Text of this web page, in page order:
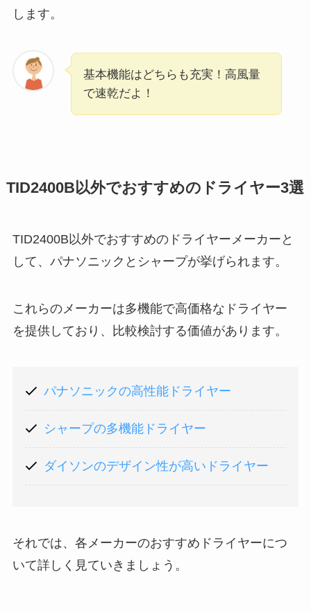
します。
基本機能はどちらも充実！高風量
で速乾だよ！
TID2400B以外でおすすめのドライヤー3選
TID2400B以外でおすすめのドライヤーメーカーと
して、パナソニックとシャープが挙げられます。
これらのメーカーは多機能で高価格なドライヤー
を提供しており、比較検討する価値があります。
パナソニックの高性能ドライヤー
シャープの多機能ドライヤー
ダイソンのデザイン性が高いドライヤー
それでは、各メーカーのおすすめドライヤーにつ
いて詳しく見ていきましょう。